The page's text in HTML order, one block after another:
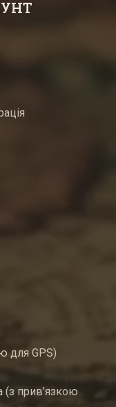
для GPS)
(з прив’язкою